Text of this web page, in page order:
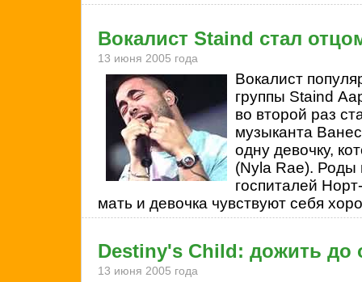
Вокалист Staind стал
13 июня 2005 года
Вокалист
группы Staind
во второй раз
музыканта
одну девочку,
(Nyla Rae). Роды
госпиталей
мать и девочка чувствуют себя
Destiny's Child: дожить до
13 июня 2005 года